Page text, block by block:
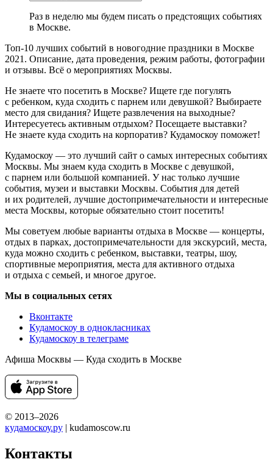
Раз в неделю мы будем писать о предстоящих событиях
в Москве.
Топ-10 лучших событий в новогодние праздники в Москве
2021. Описание, дата проведения, режим работы, фотографии
и отзывы. Всё о мероприятиях Москвы.
Не знаете что посетить в Москве? Ищете где погулять
с ребенком, куда сходить с парнем или девушкой? Выбираете
место для свидания? Ищете развлечения на выходные?
Интересуетесь активным отдыхом? Посещаете выставки?
Не знаете куда сходить на корпоратив? Кудамоскоу поможет!
Кудамоскоу — это лучший сайт о самых интересных событиях
Москвы. Мы знаем куда сходить в Москве с девушкой,
с парнем или большой компанией. У нас только лучшие
события, музеи и выставки Москвы. События для детей
и их родителей, лучшие достопримечательности и интересные
места Москвы, которые обязательно стоит посетить!
Мы советуем любые варианты отдыха в Москве — концерты,
отдых в парках, достопримечательности для экскурсий, места,
куда можно сходить с ребенком, выставки, театры, шоу,
спортивные мероприятия, места для активного отдыха
и отдыха с семьей, и многое другое.
Мы в социальных сетях
Вконтакте
Кудамоскоу в однокласниках
Кудамоскоу в телеграме
Афиша Москвы — Куда сходить в Москве
© 2013–2026
кудамоскоу.ру | kudamoscow.ru
Контакты